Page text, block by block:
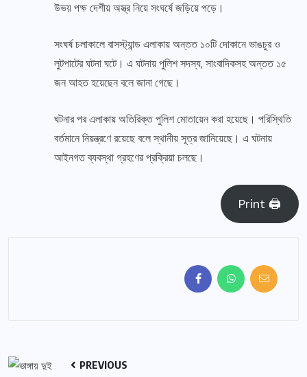
উভয় পক্ষ দেশীয় অস্ত্র নিয়ে সংঘর্ষে জড়িয়ে পড়ে।
সংঘর্ষ চলাকালে বাসস্ট্যান্ড এলাকায় অন্তত ১০টি দোকানে ভাঙচুর ও
লুটপাটের ঘটনা ঘটে। এ ঘটনায় পুলিশ সদস্য, সাংবাদিকসহ অন্তত ১৫
জন আহত হয়েছেন বলে জানা গেছে।
ঘটনার পর এলাকায় অতিরিক্ত পুলিশ মোতায়েন করা হয়েছে। পরিস্থিতি
বর্তমানে নিয়ন্ত্রণে রয়েছে বলে স্থানীয় সূত্র জানিয়েছে। এ ঘটনায়
আইনগত ব্যবস্থা গ্রহণের প্রক্রিয়া চলছে।
Print 🖨
PREVIOUS